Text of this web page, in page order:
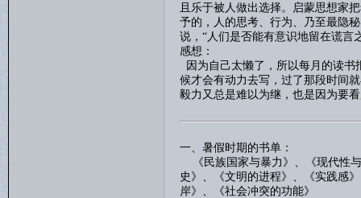
且乐于被人做出选择。启蒙思想家
予的，人的思考、行为、乃至最隐
说， “人们是否能有意识地留在谎言
感想：
因为自己太懒了，所以每月的读书
候才会有动力去写，过了那段时间
毅力又总是难以为继，也是因为要
一、暑假时期的书单：
《 民族国家与暴力 》、《现代性
史》、《文明的进程》、《实践感
岸》、《社会冲突的功能》